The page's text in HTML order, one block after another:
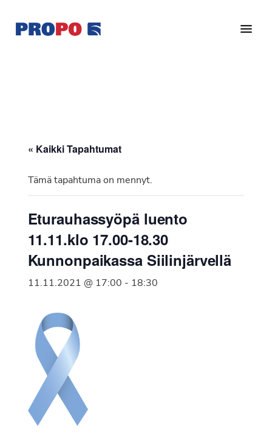
pääsisältöön
alatunnisteeseen
Ry
vuonna
Suomen
Syöpäyhdistyksen
jäsenjärjestö.
« Kaikki Tapahtumat
Tämä tapahtuma on mennyt.
Eturauhassyöpä luento
11.11.klo 17.00-18.30
Kunnonpaikassa Siilinjärvellä
11.11.2021 @ 17:00 - 18:30